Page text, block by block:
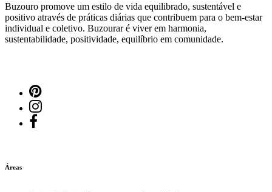
Buzouro promove um estilo de vida equilibrado, sustentável e
positivo através de práticas diárias que contribuem para o bem-estar
individual e coletivo. Buzourar é viver em harmonia,
sustentabilidade, positividade, equilíbrio em comunidade.
Áreas